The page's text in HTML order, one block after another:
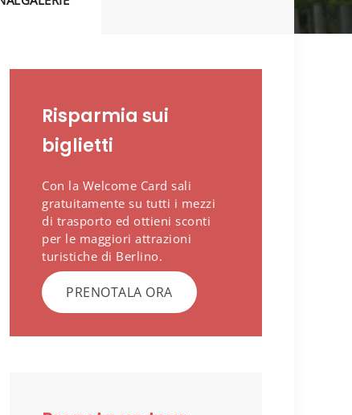
Risparmia sui
biglietti
Con la Welcome Card sali
gratuitamente su tutti i mezzi
di trasporto ed ottieni sconti
per le maggiori attrazioni
turistiche di Berlino.
PRENOTALA ORA